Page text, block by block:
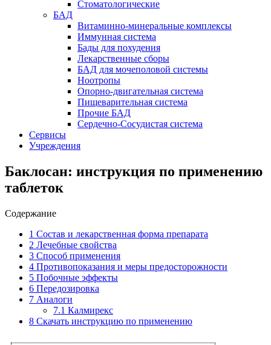
Стоматологические
БАД
Витаминно-минеральные комплексы
Иммунная система
Бады для похудения
Лекарственные сборы
БАД для мочеполовой системы
Ноотропы
Опорно-двигательная система
Пищеварительная система
Прочие БАД
Сердечно-Сосудистая система
Сервисы
Учреждения
Баклосан: инструкция по применению
таблеток
Содержание
1 Состав и лекарственная форма препарата
2 Лечебные свойства
3 Способ применения
4 Противопоказания и меры предосторожности
5 Побочные эффекты
6 Передозировка
7 Аналоги
7.1 Калмирекс
8 Скачать инструкцию по применению